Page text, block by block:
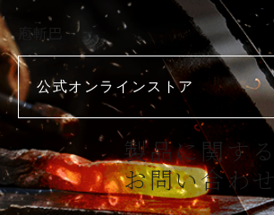
庖斬巴
公式オンラインストア
製品に関する
お問い合わせ